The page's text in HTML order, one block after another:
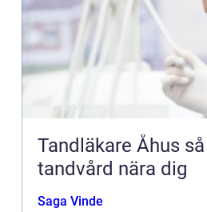
Tandläkare Åhus så hittar du rätt
tandvård nära dig
Saga Vinde